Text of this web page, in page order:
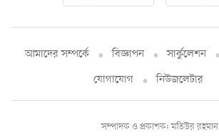
আমাদের সম্পর্কে বিজ্ঞাপন সার্কুলেশন
যোগাযোগ
নিউজলেটার
সম্পাদক ও প্রকাশক: মতিউর রহমান